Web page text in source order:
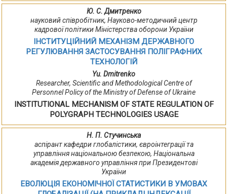
Ю. С. Дмитренко
науковий співробітник, Науково-методичний центр
кадрової політики Міністерства оборони України
ІНСТИТУЦІЙНИЙ МЕХАНІЗМ ДЕРЖАВНОГО
РЕГУЛЮВАННЯ ЗАСТОСУВАННЯ ПОЛІГРАФНИХ
ТЕХНОЛОГІЙ
Yu. Dmitrenko
Researcher, Scientific and Methodological Centre of
Personnel Policy of the Ministry of Defense of Ukraine
INSTITUTIONAL MECHANISM OF STATE REGULATION OF
POLYGRAPH TECHNOLOGIES USAGE
Н. П. Стучинська
аспірант кафедри глобалістики, євроінтеграції та
управління національною безпекою, Національна
академія державного управління при Президентові
України
ЕВОЛЮЦІЯ ЕКОНОМІЧНОЇ СТАТИСТИКИ В УМОВАХ